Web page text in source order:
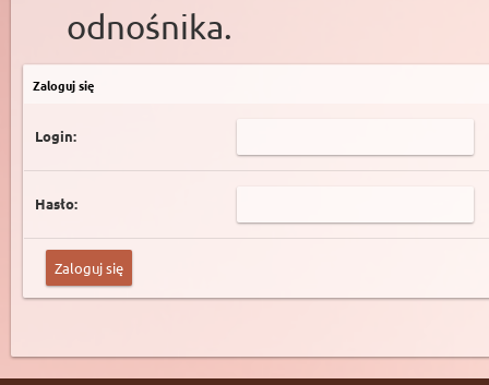
odnośnika.
Zaloguj się
Login:
Hasło: